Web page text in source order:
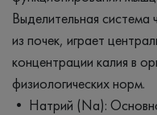
Выделительная
из почек, играет
концентрации калия в
физиологических норм.
• Натрий (Na):